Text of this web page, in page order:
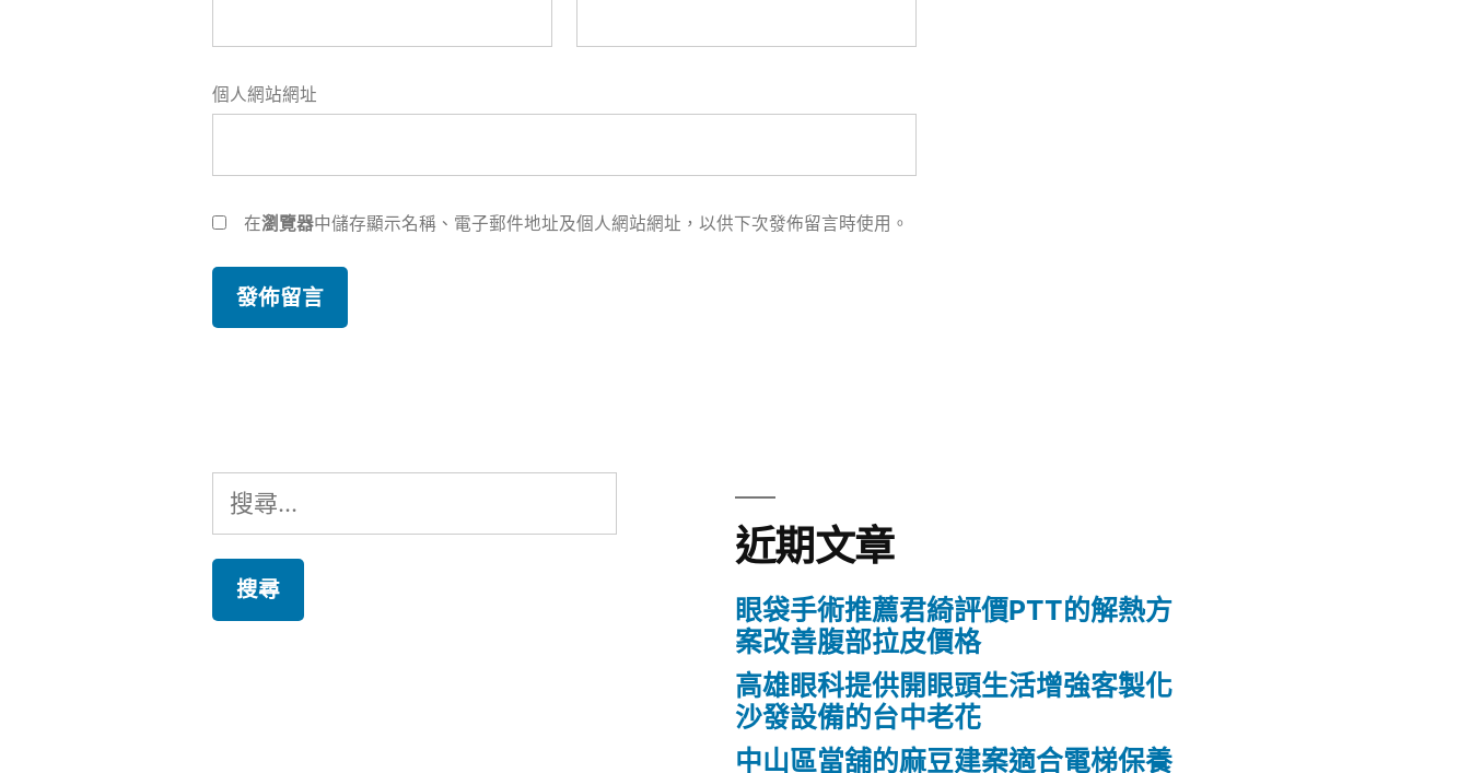
個人網站網址
在瀏覽器中儲存顯示名稱、電子郵件地址及個人網站網址，以供下次發佈留言時使用。
搜
尋
鍵
近期文章
眼袋手術推薦君綺評價PTT的解熱方
案改善腹部拉皮價格
高雄眼科提供開眼頭生活增強客製化
沙發設備的台中老花
中山區當舖的麻豆建案適合電梯保養